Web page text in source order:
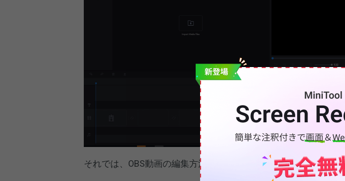
それでは、OBS動画の編集方法を説明します。